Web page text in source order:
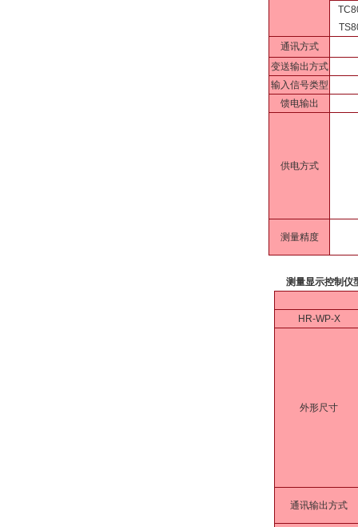
通讯方式
变送输出方式
输入信号类型
馈电输出
供电方式
测量精度
测量显示控制仪
HR-WP-X
外形尺寸
通讯输出方式